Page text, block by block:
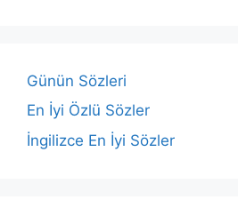
Günün Sözleri
En İyi Özlü Sözler
İngilizce En İyi Sözler